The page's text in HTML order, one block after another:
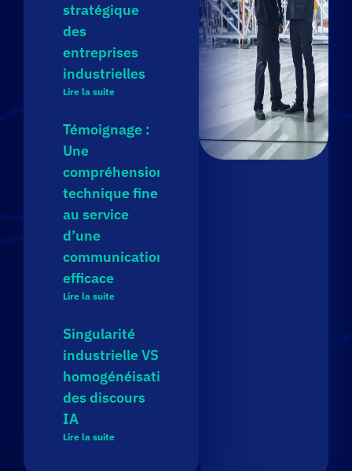
stratégique
des
entreprises
industrielles
Lire la suite
Témoignage :
Une
compréhension
technique fine
au service
d’une
communication
efficace
Lire la suite
Singularité
industrielle VS
homogénéisation
des discours
IA
Lire la suite